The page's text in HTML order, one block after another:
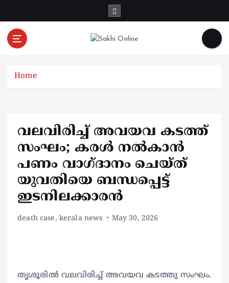
Home
വലവിരിച്ച് അവയവ കടത്ത്
സംഘം; കരൾ നൽകാൻ
പണം വാഗ്ദാനം ചെയ്ത്
യുവതിയെ ബന്ധപ്പെട്ട്
ഇടനിലക്കാരൻ
death case, kerala news May 30, 2026
തൃശൂരിൽ വലവിരിച്ച് അവയവ കടത്തു സംഘം.